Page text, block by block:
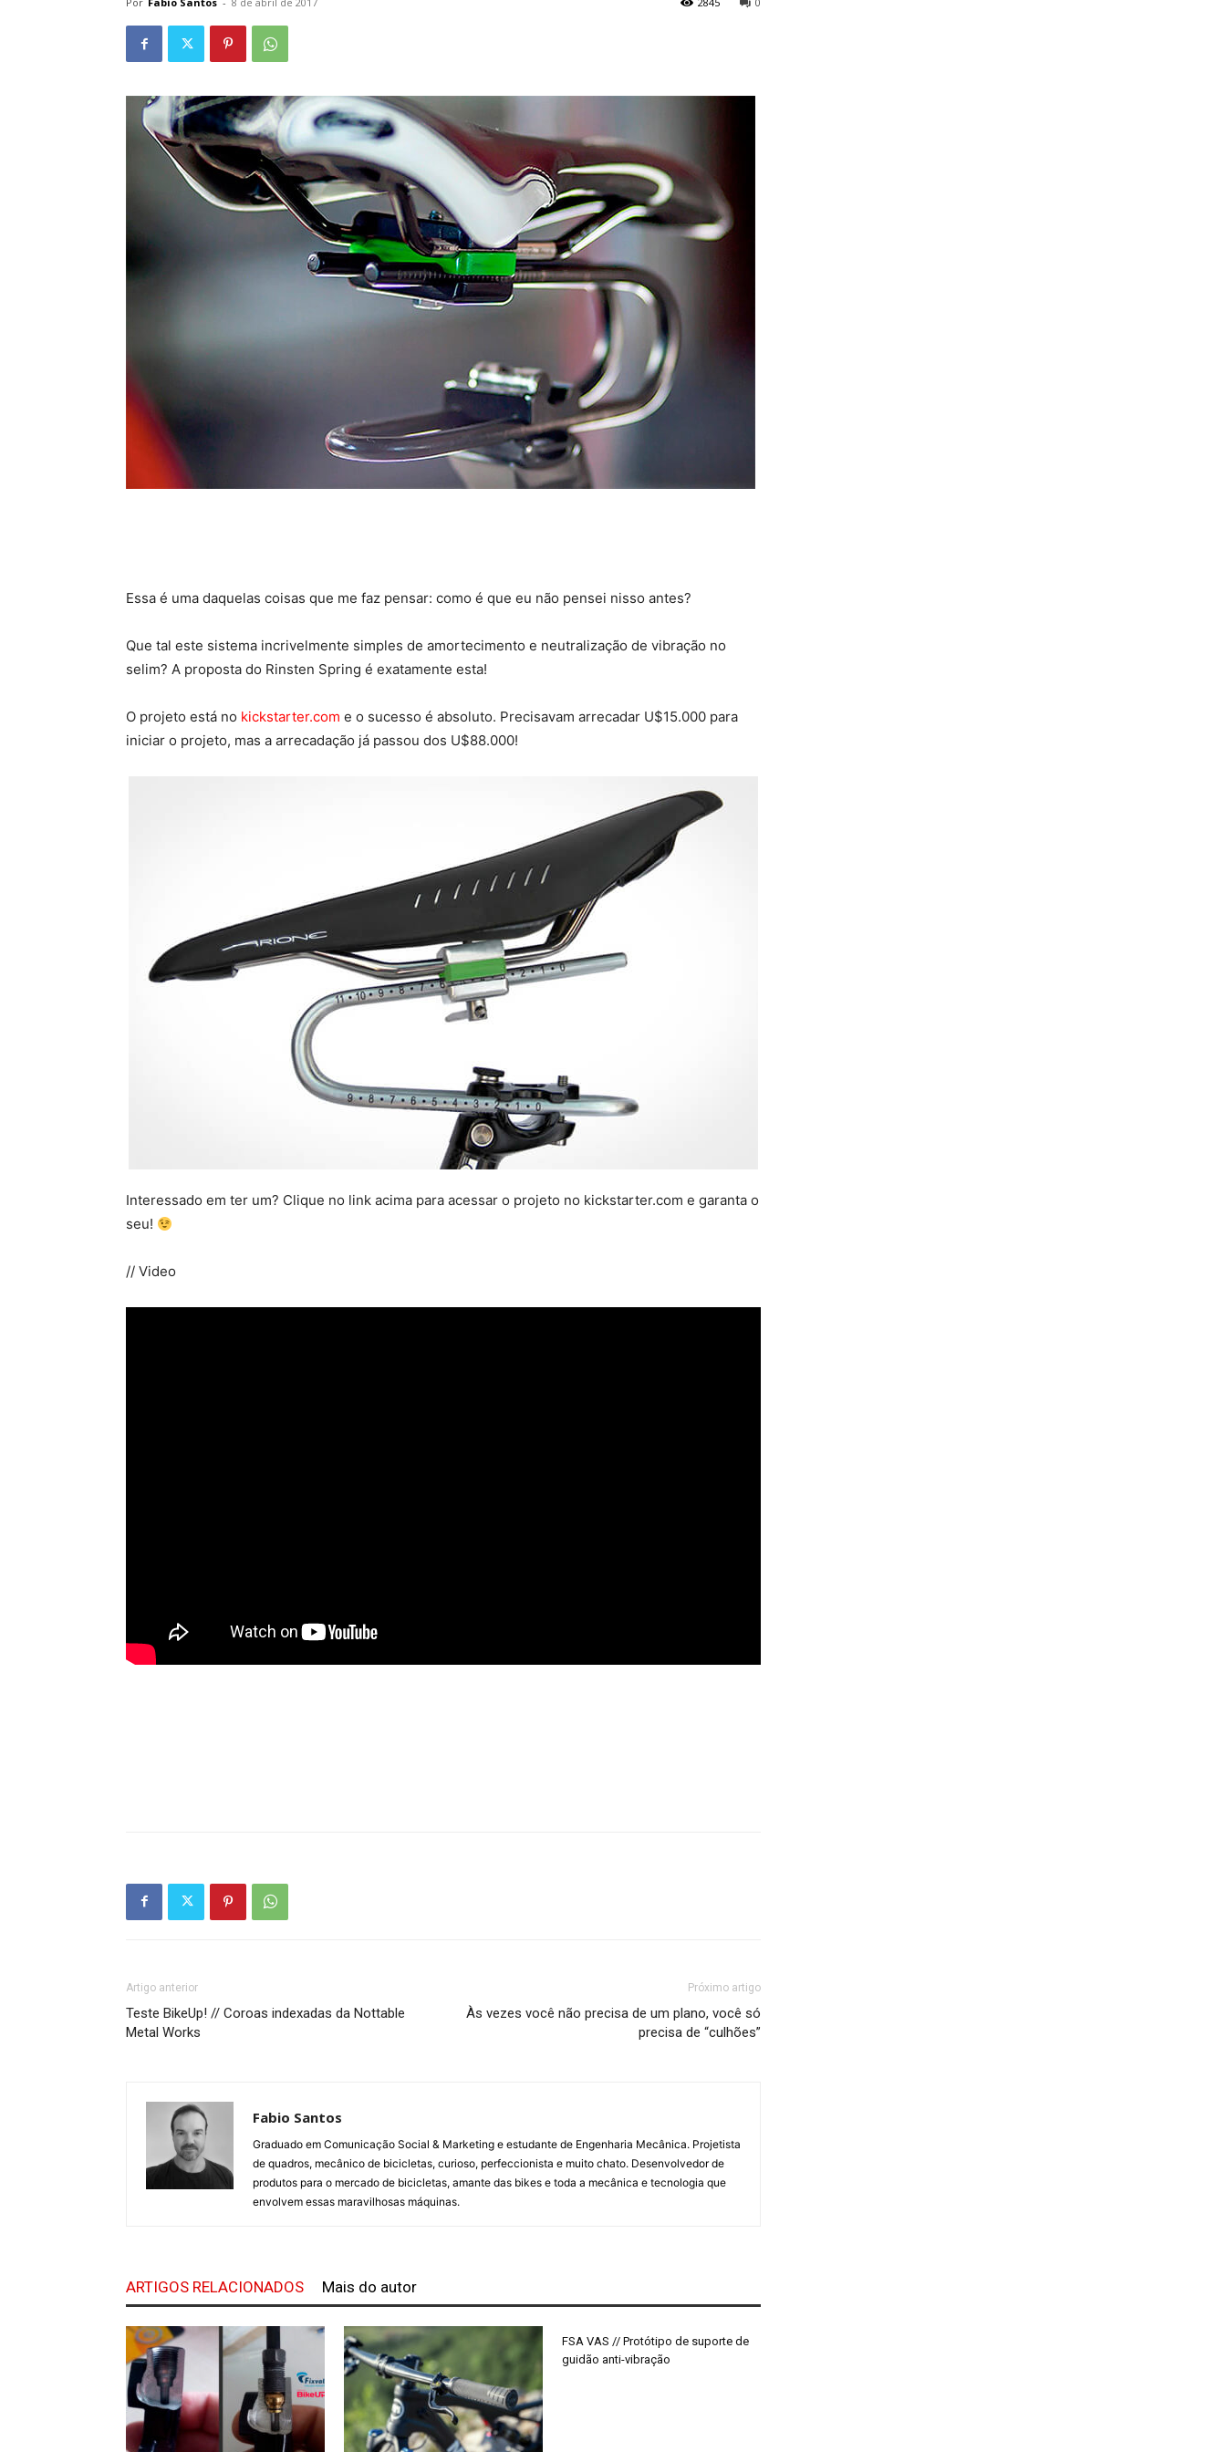
Essa é uma daquelas coisas que me faz pensar: como é que eu não pensei nisso antes?
Que tal este sistema incrivelmente simples de amortecimento e neutralização de vibração no
selim? A proposta do Rinsten Spring é exatamente esta!
O projeto está no kickstarter.com e o sucesso é absoluto. Precisavam arrecadar U$15.000 para
iniciar o projeto, mas a arrecadação já passou dos U$88.000!
Interessado em ter um? Clique no link acima para acessar o projeto no kickstarter.com e garanta o
seu!
// Video
Artigo anterior
Teste BikeUp! // Coroas indexadas da Nottable
Metal Works
Próximo artigo
Às vezes você não precisa de um plano, você só
precisa de “culhões”
Fabio Santos
Graduado em Comunicação Social & Marketing e estudante de Engenharia Mecânica. Projetista
de quadros, mecânico de bicicletas, curioso, perfeccionista e muito chato. Desenvolvedor de
produtos para o mercado de bicicletas, amante das bikes e toda a mecânica e tecnologia que
envolvem essas maravilhosas máquinas.
ARTIGOS RELACIONADOS Mais do autor
FSA VAS // Protótipo de suporte de
guidão anti-vibração